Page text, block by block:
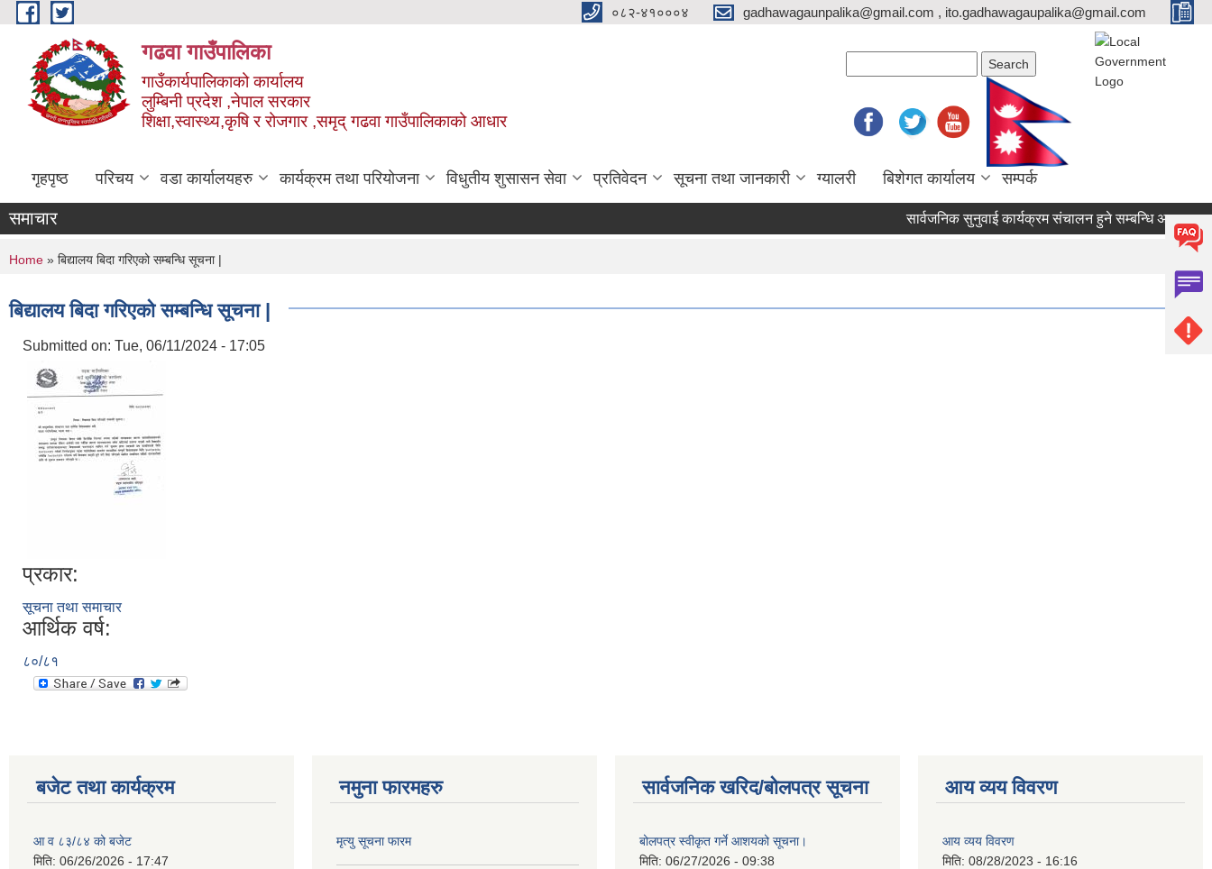
Skip to main content ०८२-४१०००४ gadhawagaunpalika@gmail.com , ito.gadhawagaupalika@gmail.com
गढवा गाउँपालिका
गाउँकार्यपालिकाको कार्यालय
लुम्बिनी प्रदेश ,नेपाल सरकार
शिक्षा,स्वास्थ्य,कृषि र रोजगार ,समृद् गढवा गाउँपालिकाको आधार
गृहपृष्ठ परिचय वडा कार्यालयहरु कार्यक्रम तथा परियोजना विधुतीय शुसासन सेवा प्रतिवेदन सूचना तथा जानकारी ग्यालरी बिशेगत कार्यालय सम्पर्क
समाचार सार्वजनिक सुनुवाई कार्यक्रम संचालन हुने सम्बन्धि अत्यन्त जरुरी
You are here
Home » बिद्यालय बिदा गरिएको सम्बन्धि सूचना |
बिद्यालय बिदा गरिएको सम्बन्धि सूचना |
Submitted on: Tue, 06/11/2024 - 17:05
प्रकार:
सूचना तथा समाचार
आर्थिक वर्ष:
८०/८१
बजेट तथा कार्यक्रम
आ व ८३/८४ को बजेट
मिति: 06/26/2026 - 17:47
नमुना फारमहरु
मृत्यु सूचना फारम
सार्वजनिक खरिद/बोलपत्र सूचना
बोलपत्र स्वीकृत गर्ने आशयको सूचना।
मिति: 06/27/2026 - 09:38
आय व्यय विवरण
आय व्यय विवरण
मिति: 08/28/2023 - 16:16